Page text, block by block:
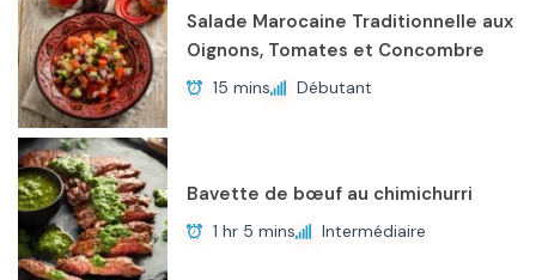
Salade Marocaine Traditionnelle aux
Oignons, Tomates et Concombre
15 mins Débutant
Bavette de bœuf au chimichurri
1 hr 5 mins Intermédiaire